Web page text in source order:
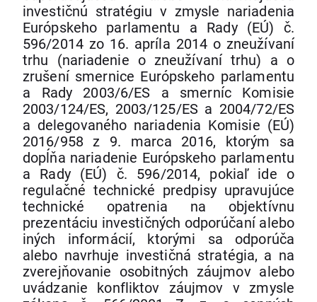
investičnú stratégiu v zmysle nariadenia
Európskeho parlamentu a Rady (EÚ) č.
596/2014 zo 16. apríla 2014 o zneužívaní
trhu (nariadenie o zneužívaní trhu) a o
zrušení smernice Európskeho parlamentu
a Rady 2003/6/ES a smerníc Komisie
2003/124/ES, 2003/125/ES a 2004/72/ES
a delegovaného nariadenia Komisie (EÚ)
2016/958 z 9. marca 2016, ktorým sa
dopĺňa nariadenie Európskeho parlamentu
a Rady (EÚ) č. 596/2014, pokiaľ ide o
regulačné technické predpisy upravujúce
technické opatrenia na objektívnu
prezentáciu investičných odporúčaní alebo
iných informácií, ktorými sa odporúča
alebo navrhuje investičná stratégia, a na
zverejňovanie osobitných záujmov alebo
uvádzanie konfliktov záujmov v zmysle